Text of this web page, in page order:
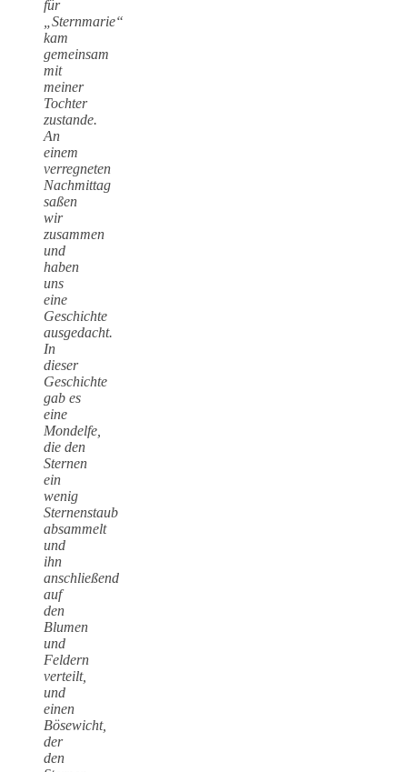
für
„Sternmarie“
kam
gemeinsam
mit
meiner
Tochter
zustande.
An
einem
verregneten
Nachmittag
saßen
wir
zusammen
und
haben
uns
eine
Geschichte
ausgedacht.
In
dieser
Geschichte
gab es
eine
Mondelfe,
die den
Sternen
ein
wenig
Sternenstaub
absammelt
und
ihn
anschließend
auf
den
Blumen
und
Feldern
verteilt,
und
einen
Bösewicht,
der
den